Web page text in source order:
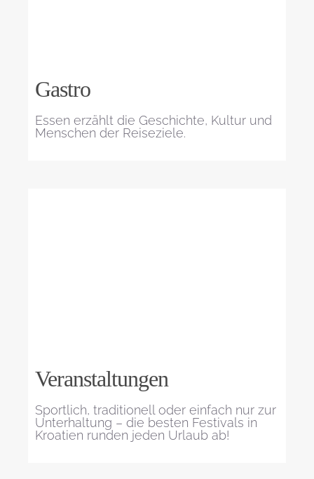
Gastro
Essen erzählt die Geschichte, Kultur und
Menschen der Reiseziele.
Veranstaltungen
Sportlich, traditionell oder einfach nur zur
Unterhaltung – die besten Festivals in
Kroatien runden jeden Urlaub ab!